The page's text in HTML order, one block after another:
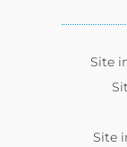
Site
Site